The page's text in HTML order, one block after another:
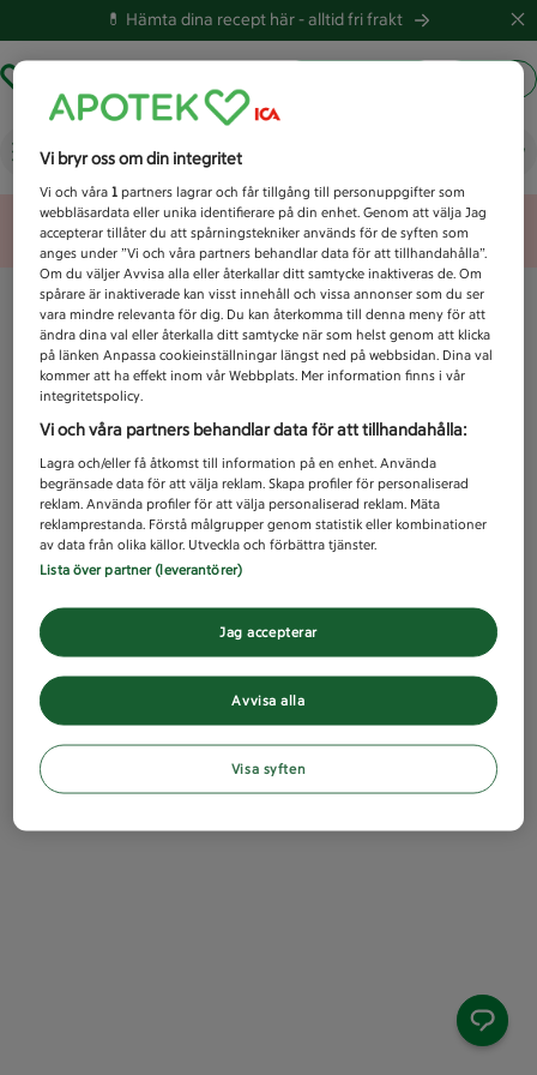
💊 Hämta dina recept här -alltid fri frakt
Vad letar du efter idag?
Unknown error
Vi bryr oss om din integritet
Vi och våra1 partners lagrar och får tillgång till personuppgifter som
webbläsardata eller unika identifierare på din enhet. Genom att välja Jag
accepterar tillåter du att spårningstekniker används för de syften som
anges under ”Vi och våra partners behandlar data för att tillhandahålla”.
Om du väljer Avvisa alla eller återkallar ditt samtycke inaktiveras de. Om
spårare är inaktiverade kan visst innehåll och vissa annonser som du ser
vara mindre relevanta för dig. Du kan återkomma till denna meny för att
ändra dina val eller återkalla ditt samtycke när som helst genom att klicka
på länken Anpassa cookieinställningar längst ned på webbsidan. Dina val
kommer att ha effekt inom vår Webbplats. Mer information finns i vår
integritetspolicy.
Vi och våra partners behandlar data för att tillhandahålla:
Lagra och/eller få åtkomst till information på en enhet. Använda
begränsade data för att välja reklam. Skapa profiler för personaliserad
reklam. Använda profiler för att välja personaliserad reklam. Mäta
reklamprestanda. Förstå målgrupper genom statistik eller kombinationer
av data från olika källor. Utveckla och förbättra tjänster.
Lista över partner (leverantörer)
Avvisa alla
Jag accepterar
Visa syften